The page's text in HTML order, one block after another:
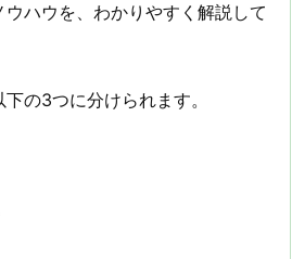
ハウを、わかりやすく解説して
の3つに分けられます。